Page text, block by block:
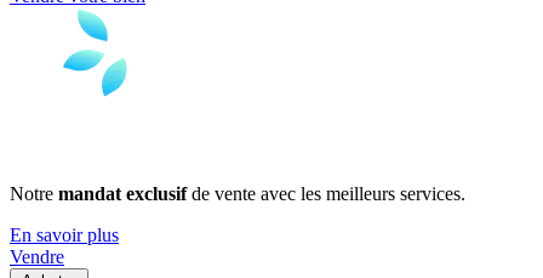
Notre mandat exclusifde vente avec les meilleurs services.
En savoir plus
Vendre